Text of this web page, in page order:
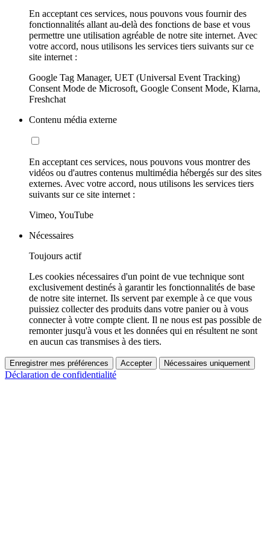
En acceptant ces services, nous pouvons vous fournir des
fonctionnalités allant au-delà des fonctions de base et vous
permettre une utilisation agréable de notre site internet. Avec
votre accord, nous utilisons les services tiers suivants sur ce
site internet :
Google Tag Manager, UET (Universal Event Tracking)
Consent Mode de Microsoft, Google Consent Mode, Klarna,
Freshchat
Contenu média externe
En acceptant ces services, nous pouvons vous montrer des
vidéos ou d'autres contenus multimédia hébergés sur des sites
externes. Avec votre accord, nous utilisons les services tiers
suivants sur ce site internet :
Vimeo, YouTube
Nécessaires
Toujours actif
Les cookies nécessaires d'un point de vue technique sont
exclusivement destinés à garantir les fonctionnalités de base
de notre site internet. Ils servent par exemple à ce que vous
puissiez collecter des produits dans votre panier ou à vous
connecter à votre compte client. Il ne nous est pas possible de
remonter jusqu'à vous et les données qui en résultent ne sont
en aucun cas transmises à des tiers.
Enregistrer mes préférences Accepter Nécessaires uniquement
Déclaration de confidentialité